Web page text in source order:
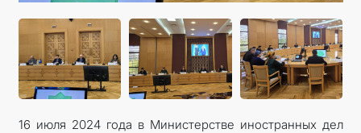
16 июля 2024 года в Министерстве иностранных дел